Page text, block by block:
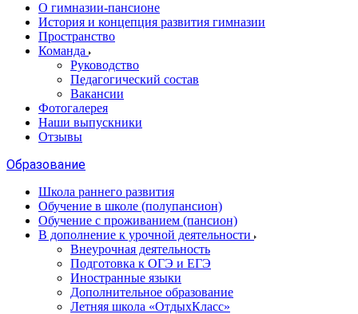
О гимназии-пансионе
История и концепция развития гимназии
Пространство
Команда
Руководство
Педагогический состав
Вакансии
Фотогалерея
Наши выпускники
Отзывы
Образование
Школа раннего развития
Обучение в школе (полупансион)
Обучение с проживанием (пансион)
В дополнение к урочной деятельности
Внеурочная деятельность
Подготовка к ОГЭ и ЕГЭ
Иностранные языки
Дополнительное образование
Летняя школа «ОтдыхКласс»